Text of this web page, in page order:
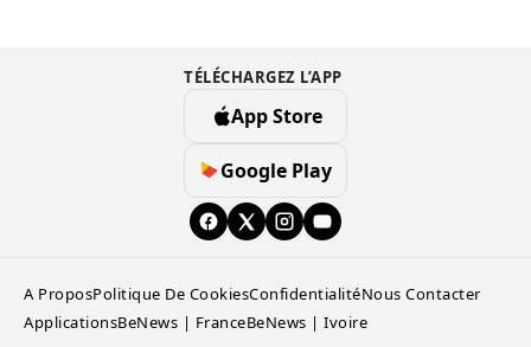
TÉLÉCHARGEZ L’APP
App Store
Google Play
A ProposPolitique De CookiesConfidentialitéNous Contacter
ApplicationsBeNews | FranceBeNews | Ivoire